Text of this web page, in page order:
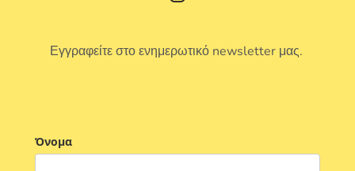
Εγγραφείτε στο ενημερωτικό newsletter μας.
Όνομα